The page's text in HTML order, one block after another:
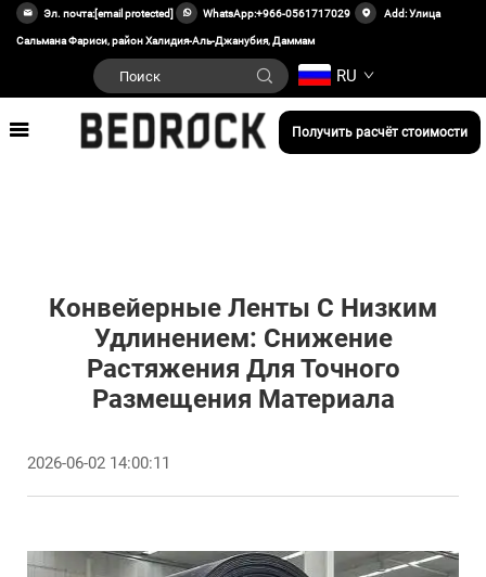
Эл. почта:[email protected] WhatsApp:+966-0561717029 Add: Улица
Сальмана Фариси, район Халидия-Аль-Джанубия, Даммам
RU
Получить расчёт стоимости
Конвейерные Ленты С Низким
Удлинением: Снижение
Растяжения Для Точного
Размещения Материала
2026-06-02 14:00:11